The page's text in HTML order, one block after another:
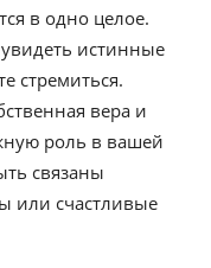
в одно целое.
истинные
стремиться.
вера и
роль в вашей
связаны
или счастливые